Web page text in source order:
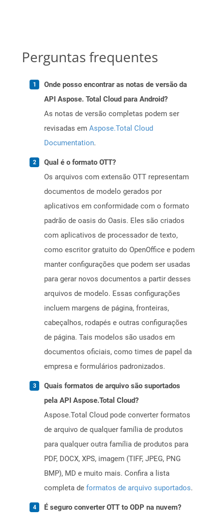
Perguntas frequentes
Onde posso encontrar as notas de versão da
API Aspose. Total Cloud para Android?
As notas de versão completas podem ser
revisadas em Aspose.Total Cloud
Documentation.
Qual é o formato OTT?
Os arquivos com extensão OTT representam
documentos de modelo gerados por
aplicativos em conformidade com o formato
padrão de oasis do Oasis. Eles são criados
com aplicativos de processador de texto,
como escritor gratuito do OpenOffice e podem
manter configurações que podem ser usadas
para gerar novos documentos a partir desses
arquivos de modelo. Essas configurações
incluem margens de página, fronteiras,
cabeçalhos, rodapés e outras configurações
de página. Tais modelos são usados ​​em
documentos oficiais, como times de papel da
empresa e formulários padronizados.
Quais formatos de arquivo são suportados
pela API Aspose.Total Cloud?
Aspose.Total Cloud pode converter formatos
de arquivo de qualquer família de produtos
para qualquer outra família de produtos para
PDF, DOCX, XPS, imagem (TIFF, JPEG, PNG
BMP), MD e muito mais. Confira a lista
completa de formatos de arquivo suportados.
É seguro converter OTT to ODP na nuvem?